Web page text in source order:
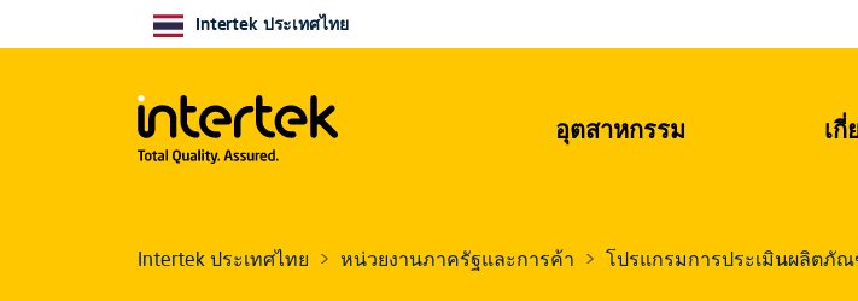
อุตสาหกรรม เกี่
Intertek ประเทศไทย
Intertek ประเทศไทย หน่วยงานภาครัฐและการค้า โปรแกรมการประเมินผลิตภั